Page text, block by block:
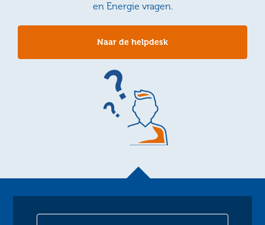
en Energie vragen.
Naar de helpdesk